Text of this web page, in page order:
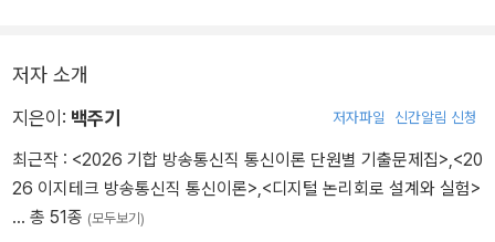
저자 소개
지은이: 백주기 저자파일 신간알림 신청
최근작 : <2026 기합 방송통신직 통신이론 단원별 기출문제집> <20
26 이지테크 방송통신직 통신이론> <디지털 논리회로 설계와 실험>
… 총 51종 (모두보기)